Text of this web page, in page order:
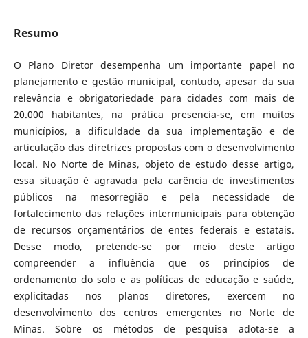
Resumo
O Plano Diretor desempenha um importante papel no
planejamento e gestão municipal, contudo, apesar da sua
relevância e obrigatoriedade para cidades com mais de
20.000 habitantes, na prática presencia-se, em muitos
municípios, a dificuldade da sua implementação e de
articulação das diretrizes propostas com o desenvolvimento
local. No Norte de Minas, objeto de estudo desse artigo,
essa situação é agravada pela carência de investimentos
públicos na mesorregião e pela necessidade de
fortalecimento das relações intermunicipais para obtenção
de recursos orçamentários de entes federais e estatais.
Desse modo, pretende-se por meio deste artigo
compreender a influência que os princípios de
ordenamento do solo e as políticas de educação e saúde,
explicitadas nos planos diretores, exercem no
desenvolvimento dos centros emergentes no Norte de
Minas. Sobre os métodos de pesquisa adota-se a